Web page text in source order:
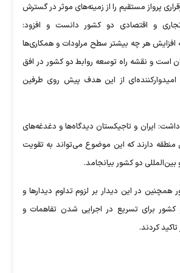
پرواز مستقیم را از زمینه‌های موثر در گسترش
تجاری و اقتصادی دو کشور دانست و افزود:
افزایش هر چه بیشتر سطح مراودات و همکاری‌ها
است و نقشه راه توسعه روابط دو کشور در افق
امیدوارکننده‌ای از این هدف پیش روی طرفین
ایران و تاجیکستان دیدگاه‌ها و دغدغه‌های
منطقه دارند که این موضوع می‌تواند به تقویت
دو کشور بیانجامد.
در این دیدار بر لزوم تداوم دیدارها و
کشور برای تسریع در اجرایی شدن تفاهمات و
کردند.